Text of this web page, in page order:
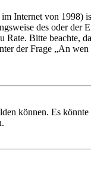
Internet von 1998)
des oder der
Bitte beachte,
der Frage „An
können. Es